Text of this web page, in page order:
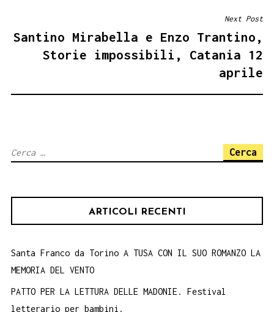
Next Post
Santino Mirabella e Enzo Trantino,
Storie impossibili, Catania 12
aprile
Ricerca
ARTICOLI RECENTI
Santa Franco da Torino A TUSA CON IL SUO ROMANZO LA
MEMORIA DEL VENTO
PATTO PER LA LETTURA DELLE MADONIE. Festival
letterario per bambini.